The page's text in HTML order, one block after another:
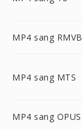
MP4 sang RMVB
MP4 sang MTS
MP4 sang OPUS